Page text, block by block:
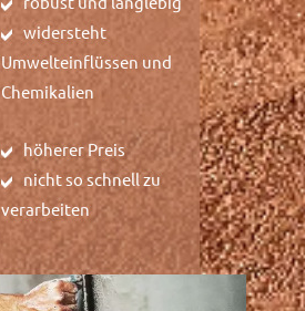
widersteht
Umwelteinflüssen und
Chemikalien
höherer Preis
nicht so schnell zu
verarbeiten